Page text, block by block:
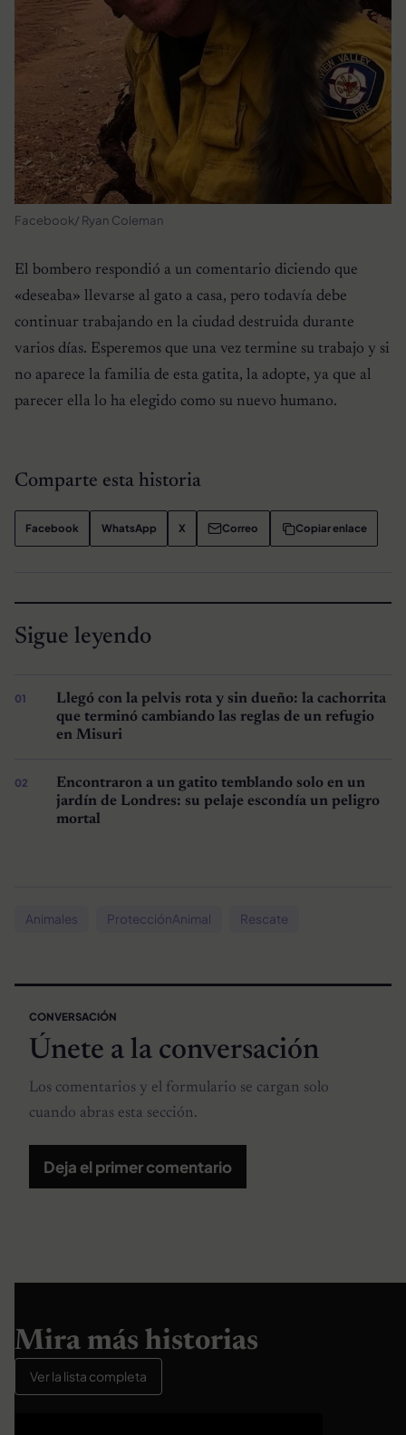
Facebook/ Ryan Coleman
El bombero respondió a un comentario diciendo que
«deseaba» llevarse al gato a casa, pero todavía debe
continuar trabajando en la ciudad destruida durante
varios días. Esperemos que una vez termine su trabajo y si
no aparece la familia de esta gatita, la adopte, ya que al
parecer ella lo ha elegido como su nuevo humano.
Comparte esta historia
Facebook WhatsApp X Correo Copiar enlace
Sigue leyendo
Llegó con la pelvis rota y sin dueño: la cachorrita
que terminó cambiando las reglas de un refugio
en Misuri
Encontraron a un gatito temblando solo en un
jardín de Londres: su pelaje escondía un peligro
mortal
Animales ProtecciónAnimal Rescate
CONVERSACIÓN
Únete a la conversación
Los comentarios y el formulario se cargan solo
cuando abras esta sección.
Deja el primer comentario
Mira más historias
Ver la lista completa